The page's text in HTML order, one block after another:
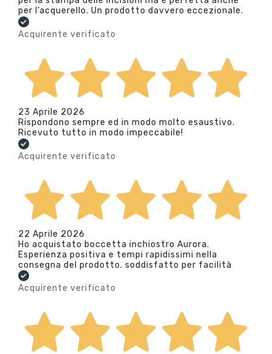
per l’acquerello. Un prodotto davvero eccezionale.
Acquirente verificato
23 Aprile 2026
Rispondono sempre ed in modo molto esaustivo.
Ricevuto tutto in modo impeccabile!
Acquirente verificato
22 Aprile 2026
Ho acquistato boccetta inchiostro Aurora.
Esperienza positiva e tempi rapidissimi nella
consegna del prodotto. soddisfatto per facilità
Acquirente verificato